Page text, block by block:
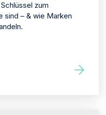
zum
sind – & wie Marken